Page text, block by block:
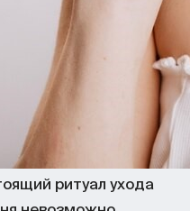
ритуал ухода